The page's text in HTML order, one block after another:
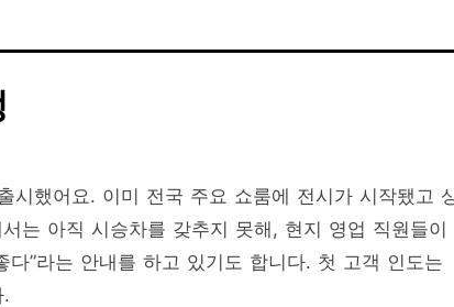
시했어요. 이미 전국 주요 쇼룸에 전시가 시작됐고
는 아직 시승차를 갖추지 못해, 현지 영업 직원들이
”라는 안내를 하고 있기도 합니다. 첫 고객 인도는
.